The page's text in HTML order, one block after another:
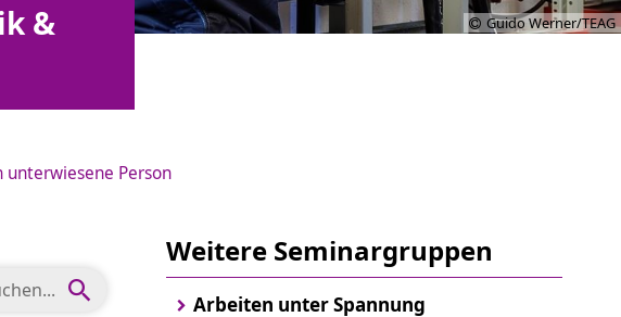
Guido Werner/TEAG
&
unterwiesene Person
Weitere Seminargruppen
Arbeiten unter Spannung